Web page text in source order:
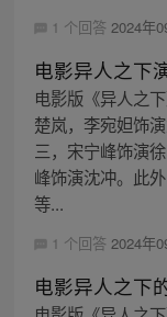
1 个回答 2024年
电影异人之下
电影版《异人之
楚岚，李宛妲饰
三，宋宁峰饰演
峰饰演沈冲。此
等...
1 个回答 2024年
电影异人之下